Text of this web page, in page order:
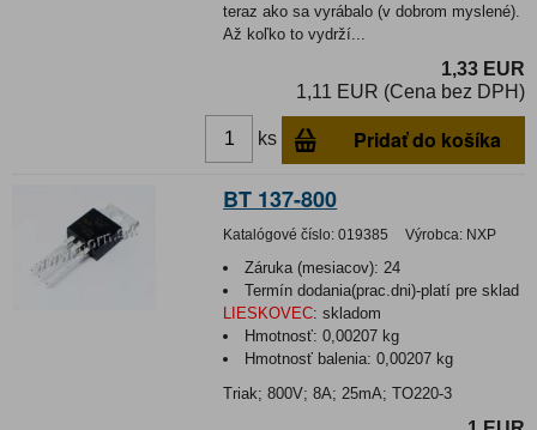
teraz ako sa vyrábalo (v dobrom myslené).
Až koľko to vydrží...
1,33 EUR
1,11 EUR (Cena bez DPH)
ks Pridať do košíka
BT 137-800
Katalógové číslo: 019385 Výrobca: NXP
Záruka (mesiacov): 24
Termín dodania(prac.dni)-platí pre sklad
LIESKOVEC: skladom
Hmotnosť:0,00207 kg
Hmotnosť balenia:0,00207 kg
Triak; 800V; 8A; 25mA; TO220-3